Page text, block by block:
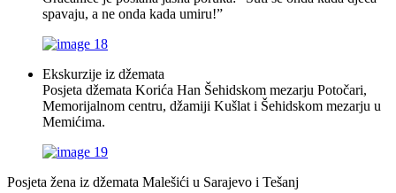
spavaju, a ne onda kada umiru!”
Ekskurzije iz džemata
Posjeta džemata Korića Han Šehidskom mezarju Potočari,
Memorijalnom centru, džamiji Kušlat i Šehidskom mezarju u
Memićima.
Posjeta žena iz džemata Malešići u Sarajevo i Tešanj